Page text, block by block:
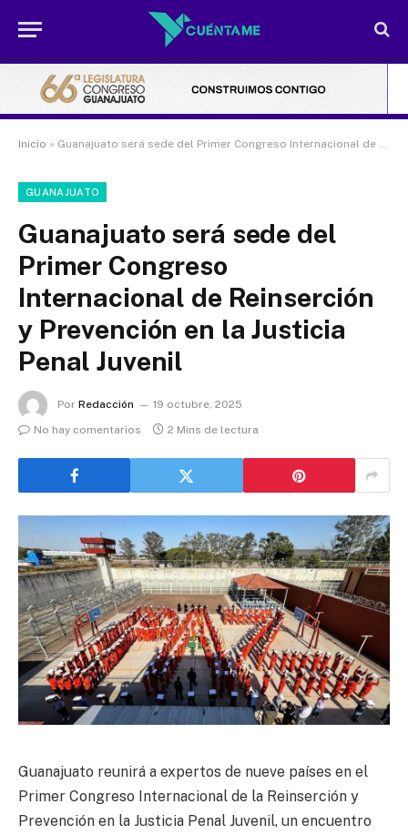
Inicio » Guanajuato será sede del Primer Congreso Internacional de Reinserción y Prevención en la Justicia Penal Juvenil
GUANAJUATO
Guanajuato será sede del
Primer Congreso
Internacional de Reinserción
y Prevención en la Justicia
Penal Juvenil
Por Redacción
19 octubre, 2025
No hay comentarios
2 Mins de lectura
Guanajuato reunirá a expertos de nueve países en el
Primer Congreso Internacional de la Reinserción y
Prevención en la Justicia Penal Juvenil, un encuentro